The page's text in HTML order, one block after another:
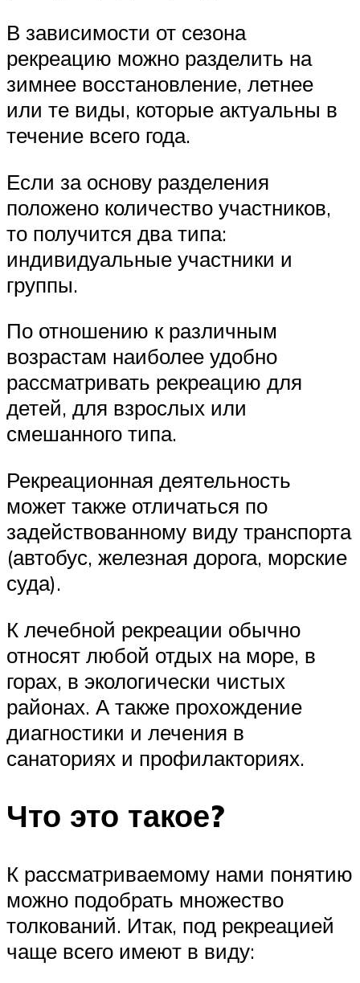
В зависимости от сезона
рекреацию можно разделить на
зимнее восстановление, летнее
или те виды, которые актуальны в
течение всего года.
Если за основу разделения
положено количество участников,
то получится два типа:
индивидуальные участники и
группы.
По отношению к различным
возрастам наиболее удобно
рассматривать рекреацию для
детей, для взрослых или
смешанного типа.
Рекреационная деятельность
может также отличаться по
задействованному виду транспорта
(автобус, железная дорога, морские
суда).
К лечебной рекреации обычно
относят любой отдых на море, в
горах, в экологически чистых
районах. А также прохождение
диагностики и лечения в
санаториях и профилакториях.
Что это такое?
К рассматриваемому нами понятию
можно подобрать множество
толкований. Итак, под рекреацией
чаще всего имеют в виду: